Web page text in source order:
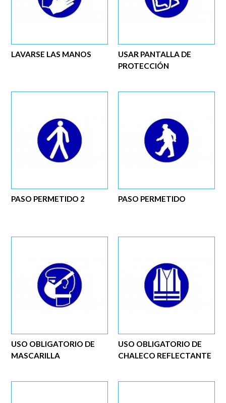
USAR PANTALLA DE
PROTECCIÓN
LAVARSE LAS MANOS
PASO PERMETIDO
PASO PERMETIDO 2
USO OBLIGATORIO DE
CHALECO REFLECTANTE
USO OBLIGATORIO DE
MASCARILLA